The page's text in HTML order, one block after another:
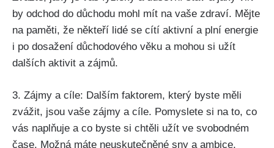
by odchod do důchodu mohl mít na vaše zdraví. Mějte
na paměti, že někteří lidé se cítí aktivní a plní energie
i po dosažení důchodového věku a mohou si užít
dalších aktivit a zájmů.
3. Zájmy a cíle: Dalším faktorem, který byste měli
zvážit, jsou vaše zájmy a cíle. Pomyslete si na to, co
vás naplňuje a co byste si chtěli užít ve svobodném
čase. Možná máte neuskutečněné sny a ambice,